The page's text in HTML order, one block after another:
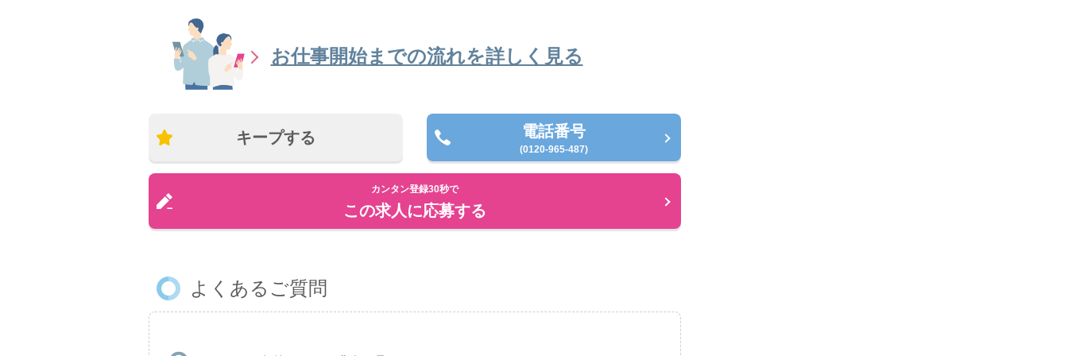
お仕事開始までの流れを詳しく見る
キープする 電話番号
(0120-965-487)
カンタン登録30秒で
この求人に応募する
よくあるご質問